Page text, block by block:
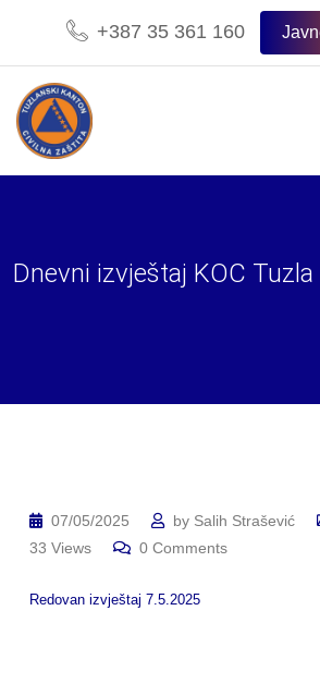
content
+387 35 361 160
Dnevni izvještaj KOC
07/05/2025 by Salih Strašević
33 Views 0 Comments
Redovan izvještaj 7.5.2025